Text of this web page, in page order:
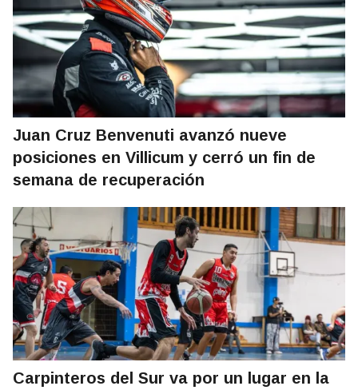
Juan Cruz Benvenuti avanzó nueve
posiciones en Villicum y cerró un fin de
semana de recuperación
Carpinteros del Sur va por un lugar en la